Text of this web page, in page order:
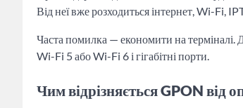
Від неї вже розходиться інтернет, Wi-Fi,
Часта помилка — економити на
Wi-Fi 5 або Wi-Fi 6 і гігабітні порти.
Чим відрізняється GPON від